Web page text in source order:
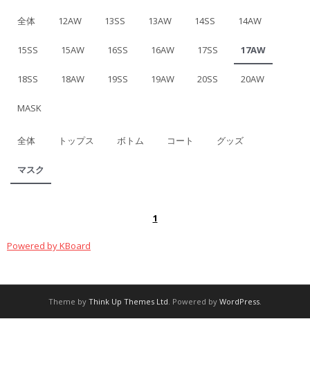
全体 12AW 13SS 13AW 14SS 14AW
15SS 15AW 16SS 16AW 17SS 17AW
18SS 18AW 19SS 19AW 20SS 20AW
MASK
全体 トップス ボトム コート グッズ
マスク
1
Powered by KBoard
Theme by Think Up Themes Ltd . Powered by WordPress